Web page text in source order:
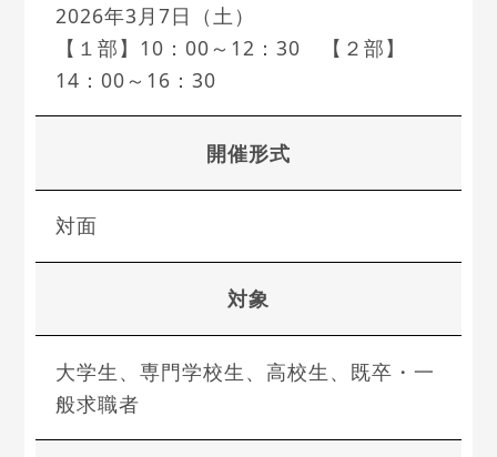
2026年3月7日（土）
【１部】10：00～12：30 【２部】
14：00～16：30
開催形式
対面
対象
大学生、専門学校生、高校生、既卒・一
般求職者